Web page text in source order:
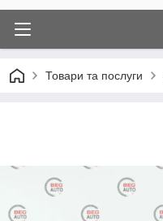
Товари та послуги